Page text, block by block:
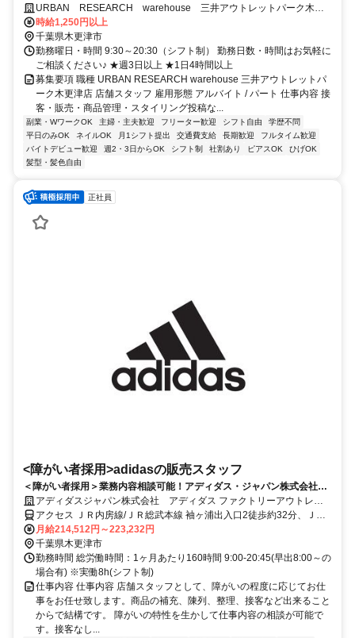
活かして活躍しませんか？
URBAN RESEARCH warehouse 三井アウトレットパーク木更
津店
時給1,250円以上
千葉県木更津市
勤務曜日・時間 9:30～20:30（シフト制） 勤務日数・時間はお気軽に
ご相談ください♪ ★週3日以上 ★1日4時間以上
募集要項 職種 URBAN RESEARCH warehouse 三井アウトレットパ
ーク木更津店 店舗スタッフ 雇用形態 アルバイト / パート 仕事内容 接
客・販売・商品管理・スタイリング投稿な...
副業・WワークOK 主婦・主夫歓迎 フリーター歓迎 シフト自由
学歴不問
平日のみOK
ネイルOK 月1シフト提出 交通費支給 長期歓迎
フルタイム歓迎
バイトデビュー歓迎
週2・3日からOK シフト制 社割あり ピアスOK
ひげOK
髪型・髪色自由
正社員
<障がい者採用>adidasの販売スタッフ
＜障がい者採用＞業務内容相談可能！アディダス・ジャパン株式会社で
店舗スタッフ募集中！
アディダスジャパン株式会社 アディダス ファクトリーアウトレッ
ト 木更津
アクセス ＪＲ内房線/ＪＲ総武本線 袖ヶ浦出入口2徒歩約32分、ＪＲ
内房線/ＪＲ総武本線 巌根東口徒歩約40分、ＪＲ久留里線 祇園（千葉
県）徒歩約75分 JR袖ヶ浦駅からバス10分
月給214,512円～223,232円
千葉県木更津市
勤務時間 総労働時間：1ヶ月あたり160時間 9:00-20:45(早出8:00～の
場合有) ※実働8h(シフト制)
仕事内容 仕事内容 店舗スタッフとして、障がいの程度に応じてお仕
事をお任せ致します。商品の補充、陳列、整理、接客など出来ること
からで結構です。 障がいの特性を生かして仕事内容の相談が可能で
す。接客なし...